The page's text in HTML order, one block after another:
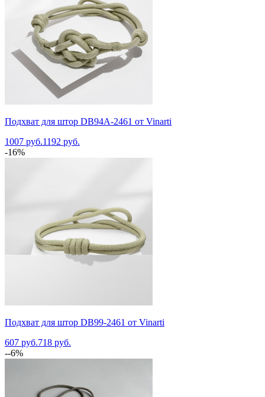
Подхват для штор DB94A-2461 от Vinarti
1007 руб.1192 руб.
-16%
Подхват для штор DB99-2461 от Vinarti
607 руб.718 руб.
--6%